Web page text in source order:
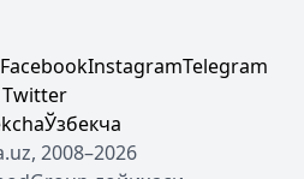
FacebookInstagramTelegram
Twitter
Ўзбекча
2008–2026